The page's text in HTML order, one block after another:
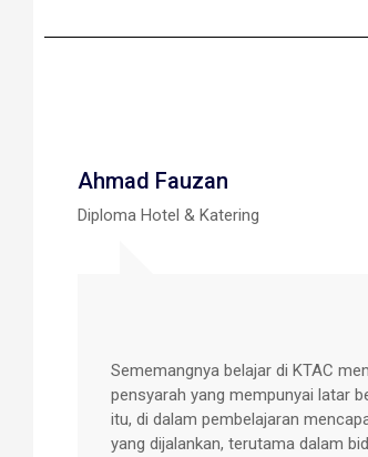
Afiq Shahlan
Diploma Aviation Management
KTAC banyak menawarkan
kemudahan yang sedia ada
selesa, pensyarah yang banyak
tersebut mempunyai